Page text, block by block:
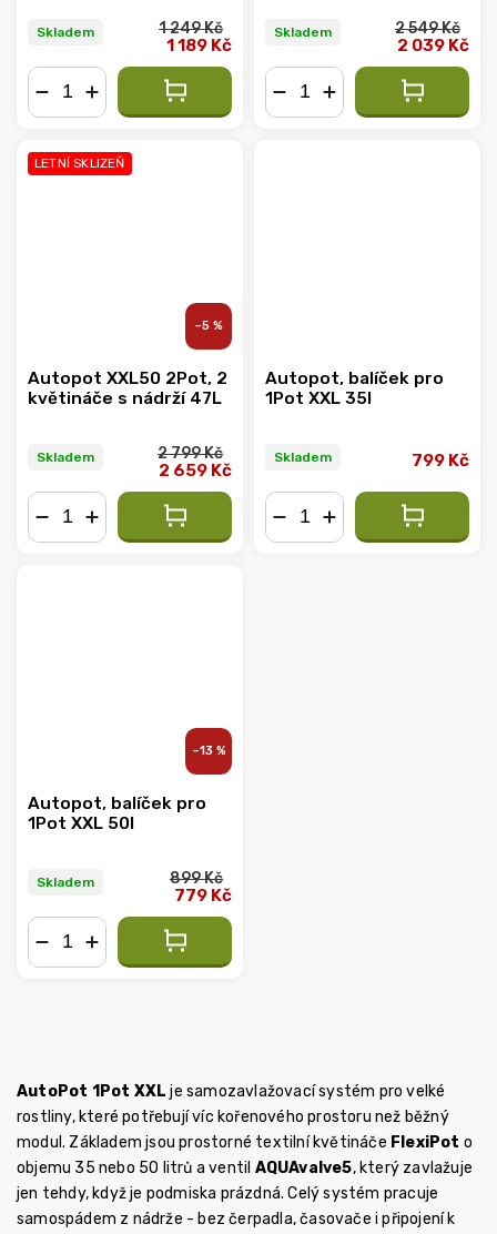
Skladem 1 249 Kč
1 189 Kč
Skladem 2 549 Kč
2 039 Kč
LETNÍ SKLIZEŇ
–5 %
Autopot XXL50 2Pot, 2
květináče s nádrží 47L
Skladem 2 799 Kč
2 659 Kč
Autopot, balíček pro
1Pot XXL 35l
Skladem 799 Kč
–13 %
Autopot, balíček pro
1Pot XXL 50l
Skladem 899 Kč
779 Kč
AutoPot 1Pot XXL je samozavlažovací systém pro velké
rostliny, které potřebují víc kořenového prostoru než běžný
modul. Základem jsou prostorné textilní květináče FlexiPot o
objemu 35 nebo 50 litrů a ventil AQUAvalve5, který zavlažuje
jen tehdy, když je podmiska prázdná. Celý systém pracuje
samospádem z nádrže - bez čerpadla, časovače i připojení k